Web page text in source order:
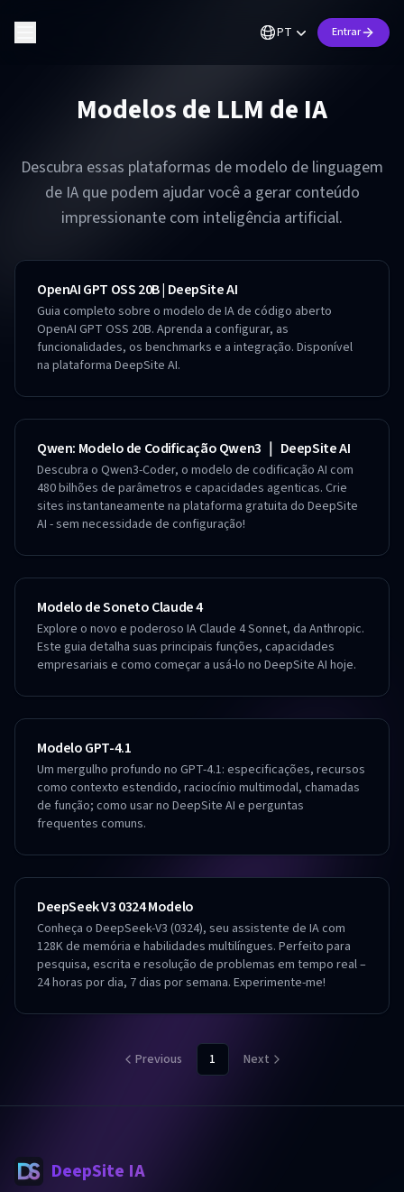
PT Entrar
Modelos de LLM de IA
Descubra essas plataformas de modelo de linguagem
de IA que podem ajudar você a gerar conteúdo
impressionante com inteligência artificial.
OpenAI GPT OSS 20B | DeepSite AI
Guia completo sobre o modelo de IA de código aberto
OpenAI GPT OSS 20B. Aprenda a configurar, as
funcionalidades, os benchmarks e a integração. Disponível
na plataforma DeepSite AI.
Qwen: Modelo de Codificação Qwen3 ｜ DeepSite AI
Descubra o Qwen3-Coder, o modelo de codificação AI com
480 bilhões de parâmetros e capacidades agenticas. Crie
sites instantaneamente na plataforma gratuita do DeepSite
AI - sem necessidade de configuração!
Modelo de Soneto Claude 4
Explore o novo e poderoso IA Claude 4 Sonnet, da Anthropic.
Este guia detalha suas principais funções, capacidades
empresariais e como começar a usá-lo no DeepSite AI hoje.
Modelo GPT-4.1
Um mergulho profundo no GPT-4.1: especificações, recursos
como contexto estendido, raciocínio multimodal, chamadas
de função; como usar no DeepSite AI e perguntas
frequentes comuns.
DeepSeek V3 0324 Modelo
Conheça o DeepSeek-V3 (0324), seu assistente de IA com
128K de memória e habilidades multilíngues. Perfeito para
pesquisa, escrita e resolução de problemas em tempo real –
24 horas por dia, 7 dias por semana. Experimente-me!
Previous 1 Next
DeepSite IA